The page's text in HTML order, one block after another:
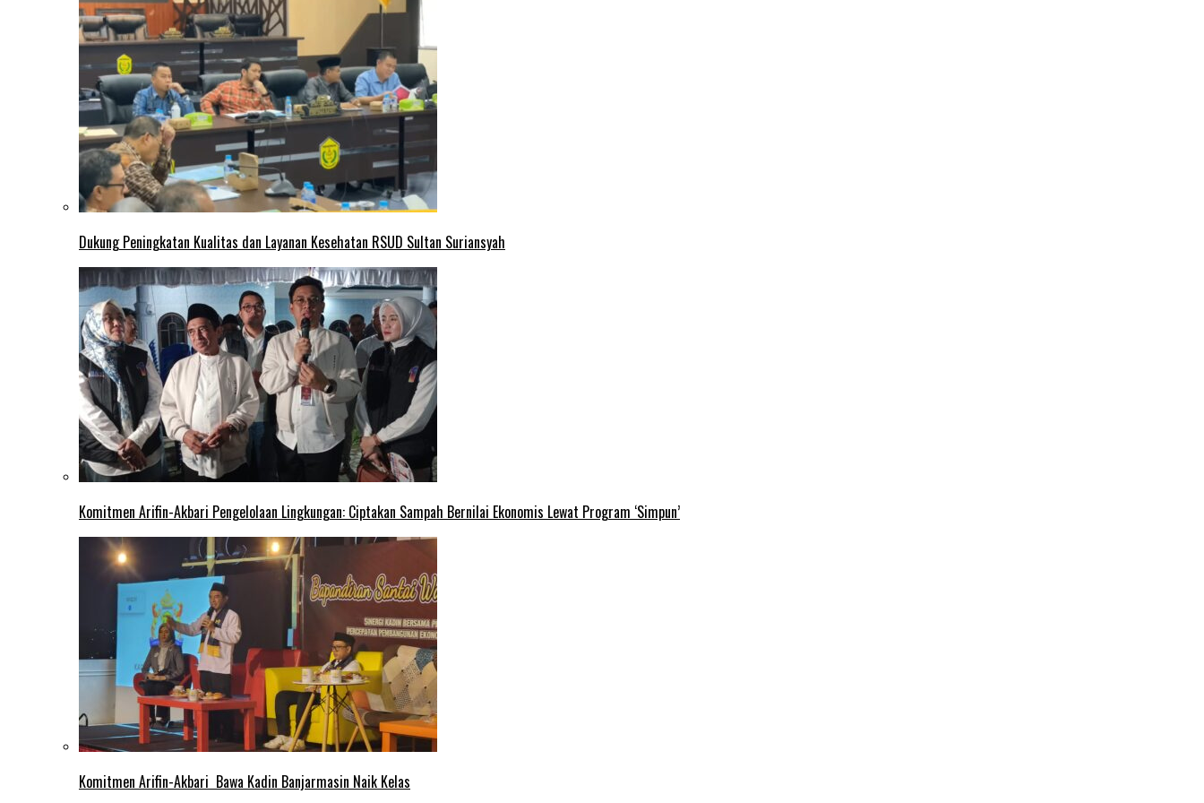
Dukung Peningkatan Kualitas dan Layanan Kesehatan RSUD Sultan Suriansyah
Komitmen Arifin-Akbari Pengelolaan Lingkungan: Ciptakan Sampah Bernilai Ekonomis Lewat Program ‘Simpun’
Komitmen Arifin-Akbari Bawa Kadin Banjarmasin Naik Kelas